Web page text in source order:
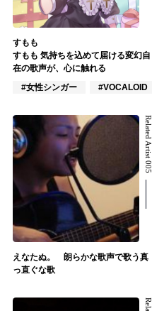
すもも
すもも 気持ちを込めて届ける変幻自
在の歌声が、心に触れる
#女性シンガー
#VOCALOID
Related Artist 005
えなたぬ。 朗らかな歌声で歌う真
っ直ぐな歌